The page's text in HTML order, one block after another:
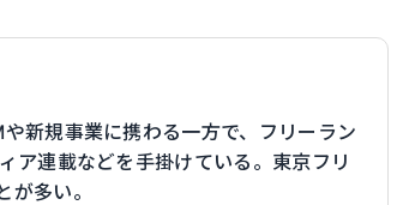
新規事業に携わる一方で、フリーラン
ア連載などを手掛けている。東京フリ
多い。